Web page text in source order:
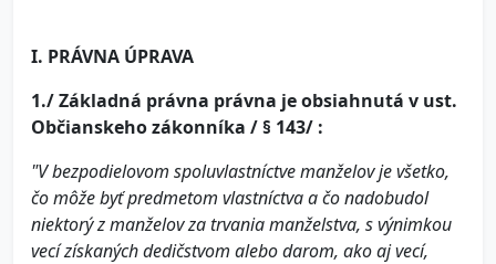
I. PRÁVNA ÚPRAVA
1./ Základná právna právna je obsiahnutá v ust.
Občianskeho zákonníka / § 143/ :
"V bezpodielovom spoluvlastníctve manželov je všetko,
čo môže byť predmetom vlastníctva a čo nadobudol
niektorý z manželov za trvania manželstva, s výnimkou
vecí získaných dedičstvom alebo darom, ako aj vecí,